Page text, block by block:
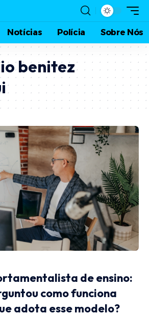
Notícias Polícia Sobre Nós
benitez
de ensino:
como funciona
adota esse modelo?